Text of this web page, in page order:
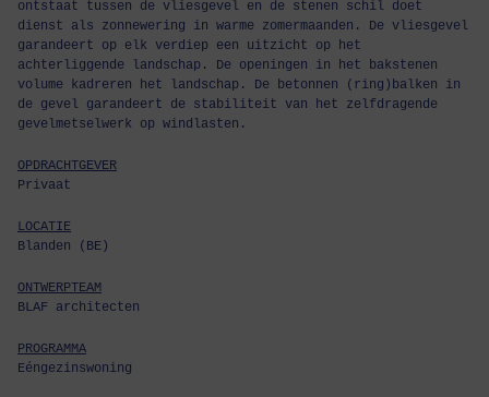
ontstaat tussen de vliesgevel en de stenen schil doet
dienst als zonnewering in warme zomermaanden. De vliesgevel
garandeert op elk verdiep een uitzicht op het
achterliggende landschap. De openingen in het bakstenen
volume kadreren het landschap. De betonnen (ring)balken in
de gevel garandeert de stabiliteit van het zelfdragende
gevelmetselwerk op windlasten.
OPDRACHTGEVER
Privaat
LOCATIE
Blanden (BE)
ONTWERPTEAM
BLAF architecten
PROGRAMMA
Eéngezinswoning